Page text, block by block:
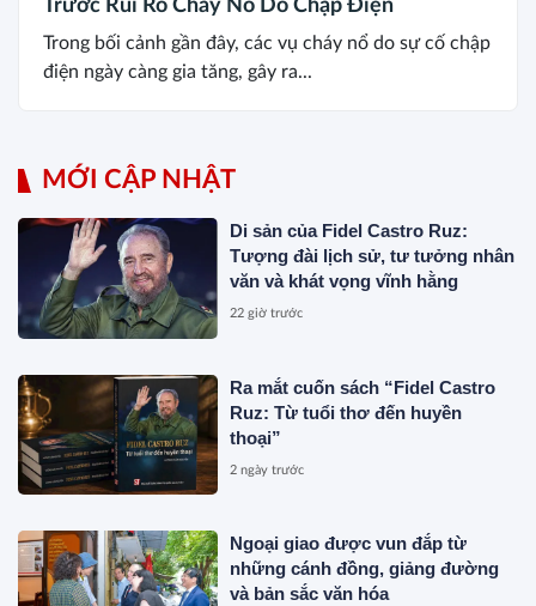
Trước Rủi Ro Cháy Nổ Do Chập Điện
Trong bối cảnh gần đây, các vụ cháy nổ do sự cố chập
điện ngày càng gia tăng, gây ra...
MỚI CẬP NHẬT
Di sản của Fidel Castro Ruz:
Tượng đài lịch sử, tư tưởng nhân
văn và khát vọng vĩnh hằng
22 giờ trước
Ra mắt cuốn sách “Fidel Castro
Ruz: Từ tuổi thơ đến huyền
thoại”
2 ngày trước
Ngoại giao được vun đắp từ
những cánh đồng, giảng đường
và bản sắc văn hóa